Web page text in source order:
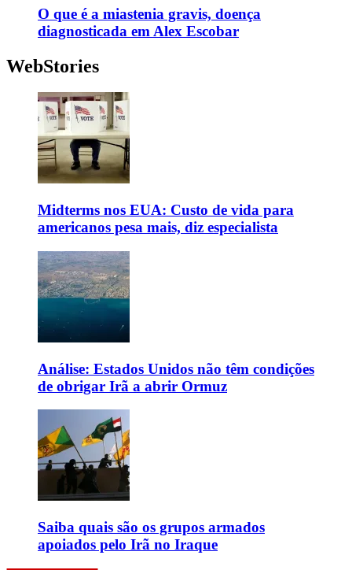
O que é a miastenia gravis, doença
diagnosticada em Alex Escobar
WebStories
Midterms nos EUA: Custo de vida para
americanos pesa mais, diz especialista
Análise: Estados Unidos não têm condições
de obrigar Irã a abrir Ormuz
Saiba quais são os grupos armados
apoiados pelo Irã no Iraque